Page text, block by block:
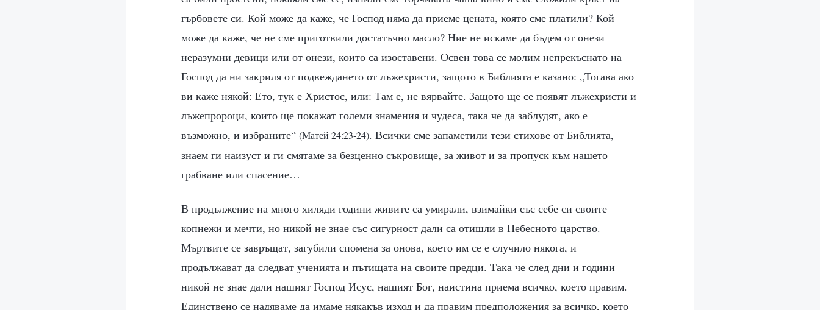
гърбовете си. Кой може да каже, че Господ няма да приеме цената, която сме платили? Кой
може да каже, че не сме приготвили достатъчно масло? Ние не искаме да бъдем от онези
неразумни девици или от онези, които са изоставени. Освен това се молим непрекъснато на
Господ да ни закриля от подвеждането от лъжехристи, защото в Библията е казано: „Тогава ако
ви каже някой: Ето, тук е Христос, или: Там е, не вярвайте. Защото ще се появят лъжехристи и
лъжепророци, които ще покажат големи знамения и чудеса, така че да заблудят, ако е
възможно, и избраните“ (Матей 24:23-24). Всички сме запаметили тези стихове от Библията,
знаем ги наизуст и ги смятаме за безценно съкровище, за живот и за пропуск към нашето
грабване или спасение…
В продължение на много хиляди години живите са умирали, взимайки със себе си своите
копнежи и мечти, но никой не знае със сигурност дали са отишли в Небесното царство.
Мъртвите се завръщат, загубили спомена за онова, което им се е случило някога, и
продължават да следват ученията и пътищата на своите предци. Така че след дни и години
никой не знае дали нашият Господ Исус, нашият Бог, наистина приема всичко, което правим.
Единствено се надяваме да имаме някакъв изход и да правим предположения за всичко, което